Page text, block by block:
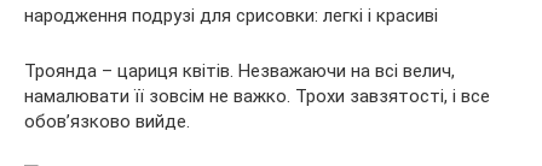
Троянда – цариця квітів. Незважаючи на всі велич,
намалювати її зовсім не важко. Трохи завзятості, і все
обов’язково вийде.